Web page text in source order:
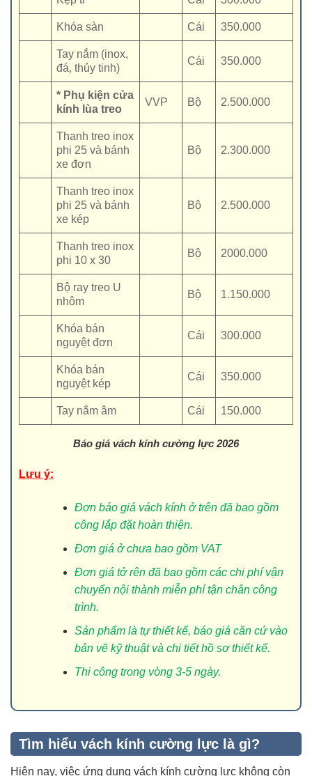
Khóa sàn Cái 350.000
Tay nắm (inox,
đá, thủy tinh)
Cái 350.000
* Phụ kiện cửa
kính lùa treo
VVP Bộ 2.500.000
Thanh treo inox
phi 25 và bánh
xe đơn
Bộ 2.300.000
Thanh treo inox
phi 25 và bánh
xe kép
Bộ 2.500.000
Thanh treo inox
phi 10 x 30
Bộ 2000.000
Bộ ray treo U
nhôm
Bộ 1.150.000
Khóa bán
nguyệt đơn
Cái 300.000
Khóa bán
nguyệt kép
Cái 350.000
Tay nắm âm Cái 150.000
Báo giá vách kính cường lực 2026
Lưu ý:
Đơn báo giá vách kính ở trên đã bao gồm
công lắp đặt hoàn thiện.
Đơn giá ở chưa bao gồm VAT
Đơn giá tở rên đã bao gồm các chi phí vận
chuyển nội thành miễn phí tận chân công
trình.
Sản phẩm là tự thiết kế, báo giá căn cứ vào
bản vẽ kỹ thuật và chi tiết hồ sơ thiết kế.
Thi công trong vòng 3-5 ngày.
Tìm hiểu vách kính cường lực là gì?
Hiện nay, việc ứng dụng vách kính cường lực không còn